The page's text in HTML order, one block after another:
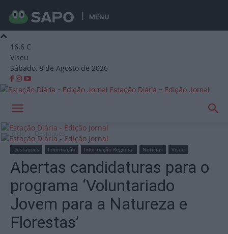
MENU
16.6 C
Viseu
Sábado, 8 de Agosto de 2026
Estação Diária – Edição Jornal
Início Destaques
Destaques Informação Informação Regional Notícias Viseu
Abertas candidaturas para o
programa ‘Voluntariado
Jovem para a Natureza e
Florestas’